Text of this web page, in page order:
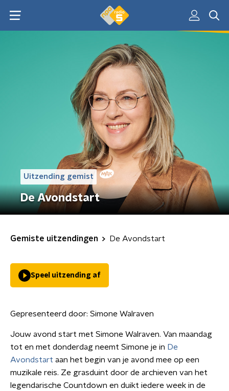
Uitzending gemist
De Avondstart
Gemiste uitzendingen De Avondstart
Speel uitzending af
Gepresenteerd door: Simone Walraven
Jouw avond start met Simone Walraven. Van maandag
tot en met donderdag neemt Simone je in De
Avondstart aan het begin van je avond mee op een
muzikale reis. Ze grasduint door de archieven van het
legendarische Countdown en duikt iedere week in de